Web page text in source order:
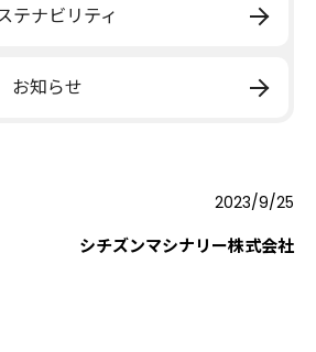
テナビリティ
お知らせ
2023/9/25
シチズンマシナリー株式会社